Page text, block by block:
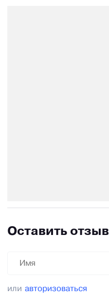
Оставить отзыв
или авторизоваться